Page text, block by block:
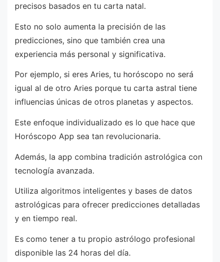
precisos basados en tu carta natal.
Esto no solo aumenta la precisión de las
predicciones, sino que también crea una
experiencia más personal y significativa.
Por ejemplo, si eres Aries, tu horóscopo no será
igual al de otro Aries porque tu carta astral tiene
influencias únicas de otros planetas y aspectos.
Este enfoque individualizado es lo que hace que
Horóscopo App sea tan revolucionaria.
Además, la app combina tradición astrológica con
tecnología avanzada.
Utiliza algoritmos inteligentes y bases de datos
astrológicas para ofrecer predicciones detalladas
y en tiempo real.
Es como tener a tu propio astrólogo profesional
disponible las 24 horas del día.